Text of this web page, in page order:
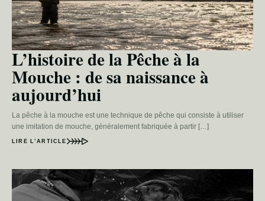
L’histoire de la Pêche à la
Mouche : de sa naissance à
aujourd’hui
La pêche à la mouche est une technique de pêche qui consiste à utiliser
une imitation de mouche, généralement fabriquée à partir […]
LIRE L’ARTICLE